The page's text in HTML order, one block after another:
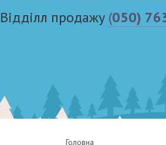
Відділл продажу (050)
Головна